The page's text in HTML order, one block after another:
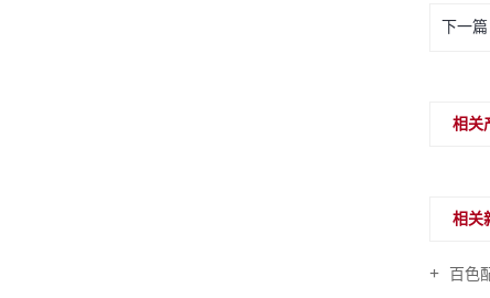
下一
相关
相关
百色配